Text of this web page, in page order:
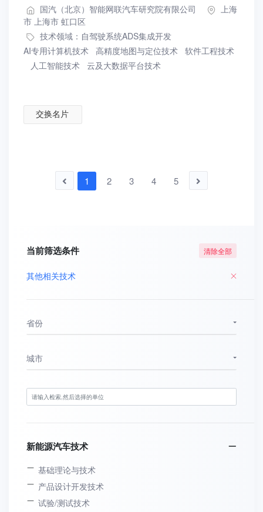
国汽（北京）智能网联汽车研究院有限公司
上海
市 上海市 虹口区
技术领域： 自驾驶系统ADS集成开发
AI专用计算机技术
高精度地图与定位技术 软件工程技术
人工智能技术 云及大数据平台技术
交换名片
1 2 3 4 5
当前筛选条件 清除全部
其他相关技术
省份
城市
新能源汽车技术
基础理论与技术
产品设计开发技术
试验/测试技术